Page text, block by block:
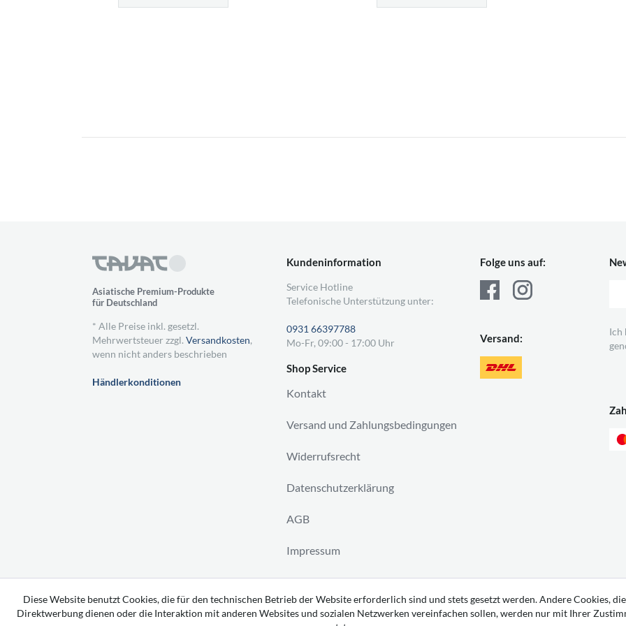
Asiatische Premium-Produkte
für Deutschland
* Alle Preise inkl. gesetzl.
Mehrwertsteuer zzgl. Versandkosten,
wenn nicht anders beschrieben
Händlerkonditionen
Kundeninformation
Service Hotline
Telefonische Unterstützung unter:
0931 66397788
Mo-Fr, 09:00 - 17:00 Uhr
Shop Service
Kontakt
Versand und Zahlungsbedingungen
Widerrufsrecht
Datenschutzerklärung
AGB
Impressum
Vertrag widerrufen
Folge uns auf:
Versand:
Ich
Diese Website benutzt Cookies, die für den technischen Betrieb der Website erforderlich sind und stets gesetzt werden. Andere Cookies,
Direktwerbung dienen oder die Interaktion mit anderen Websites und sozialen Netzwerken vereinfachen sollen, werden nur mit Ihrer